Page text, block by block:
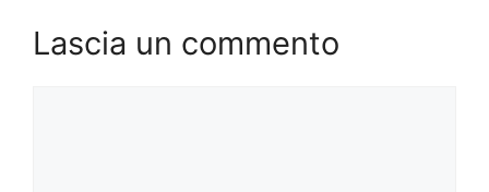
Lascia un commento